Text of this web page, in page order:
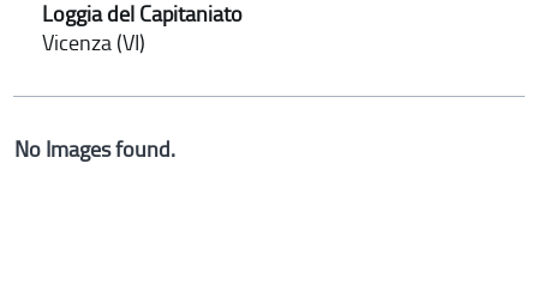
Loggia del Capitaniato
Vicenza (VI)
No Images found.